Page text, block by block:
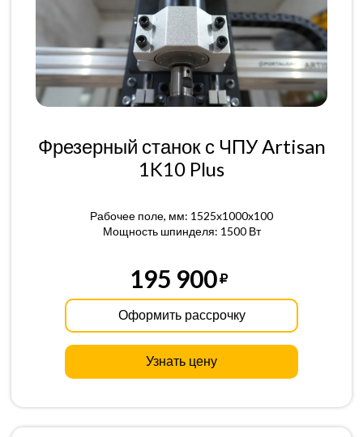
Фрезерный станок с ЧПУ Artisan
1K10 Plus
Рабочее поле, мм: 1525x1000x100
Мощность шпинделя: 1500 Вт
195 900
Оформить рассрочку
Узнать цену